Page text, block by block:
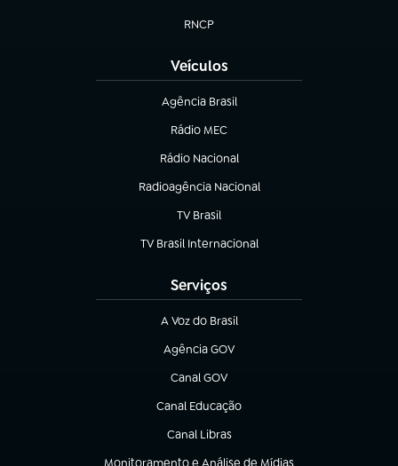
RNCP
(abre em nova aba)
Veículos
Agência Brasil
(abre em nova aba)
Rádio MEC
(abre em nova aba)
Rádio Nacional
Radioagência Nacional
(abre em nova aba)
TV Brasil
(abre em nova aba)
TV Brasil Internacional
(abre em nova aba)
Serviços
A Voz do Brasil
(abre em nova aba)
Agência GOV
(abre em nova aba)
Canal GOV
(abre em nova aba)
Canal Educação
(abre em nova aba)
Canal Libras
(abre em nova aba)